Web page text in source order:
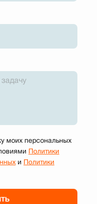
моих персональных
Политики
и Политики